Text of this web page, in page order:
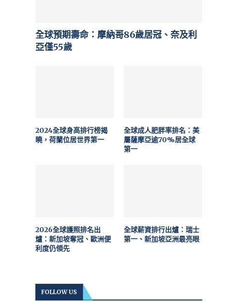
全球預期壽命：摩納哥86歲居冠、奈及利
亞僅55歲
2024全球身高排行榜揭
曉，荷蘭位居世界第一
全球成人肥胖率排名：美
屬薩摩亞逾70%居全球
第一
2026全球護照排名出
爐：新加坡奪冠、歐洲便
利度仍領先
全球薪資排行出爐：瑞士
第一、新加坡亞洲最亮眼
FOLLOW US